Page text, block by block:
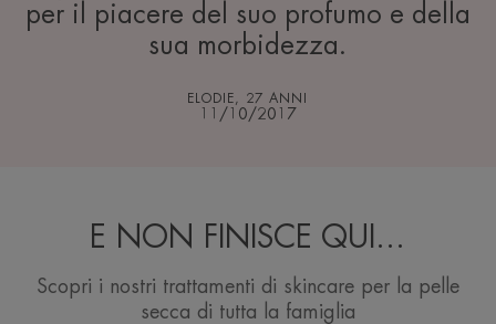
per il piacere del suo profumo e della
sua morbidezza.
ELODIE, 27 ANNI
11/10/2017
E NON FINISCE QUI...
Scopri i nostri trattamenti di skincare per la pelle
secca di tutta la famiglia